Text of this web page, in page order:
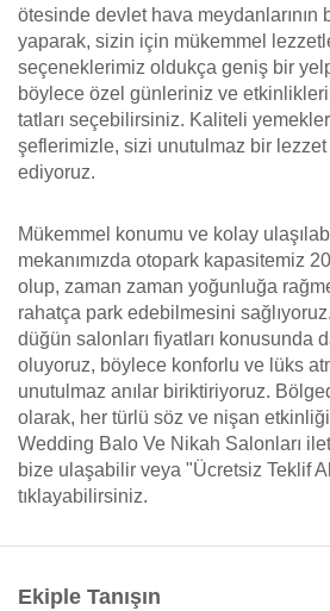
ötesinde devlet hava meydanlarının
yaparak, sizin için mükemmel
seçeneklerimiz oldukça geniş bir
böylece özel günleriniz ve
tatları seçebilirsiniz. Kaliteli
şeflerimizle, sizi unutulmaz bir
ediyoruz.
Mükemmel konumu ve kolay
mekanımızda otopark kapasitemiz
olup, zaman zaman yoğunluğa
rahatça park edebilmesini
düğün salonları fiyatları konusunda
oluyoruz, böylece konforlu ve lüks
unutulmaz anılar biriktiriyoruz.
olarak, her türlü söz ve nişan
Wedding Balo Ve Nikah Salonları
bize ulaşabilir veya "Ücretsiz Teklif
tıklayabilirsiniz.
Ekiple Tanışın